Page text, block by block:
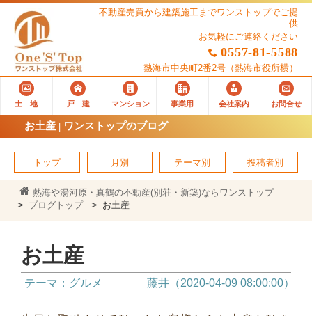
不動産売買から建築施工までワンストップでご提
供
お気軽にご連絡ください
0557-81-5588
熱海市中央町2番2号 （熱海市役所横）
土 地 戸 建 マンション 事業用 会社案内 お問合せ
お土産 | ワンストップのブログ
トップ 月別 テーマ別 投稿者別
熱海や湯河原・真鶴の不動産(別荘・新築)ならワンストップ
ブログトップ
お土産
お土産
テーマ：グルメ 藤井（2020-04-09 08:00:00）